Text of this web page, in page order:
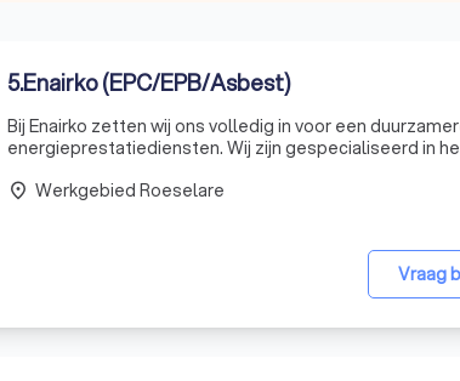
5.Enairko (EPC/EPB/Asbest)
Bij Enairko zetten wij ons volledig in voor een
energieprestatiediensten. Wij zijn gespecialiseerd in
Vraag
place Werkgebied Roeselare